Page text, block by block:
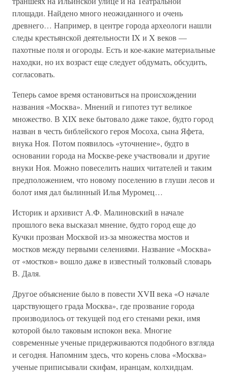
площади. Найдено много неожиданного и очень
древнего… Например, в центре города археологи нашли
следы крестьянской деятельности IX и X веков —
пахотные поля и огороды. Есть и кое-какие материальные
находки, но их возраст еще следует обдумать, обсудить,
согласовать.
Теперь самое время остановиться на происхождении
названия «Москва». Мнений и гипотез тут великое
множество. В XIX веке бытовало даже такое, будто город
назван в честь библейского героя Мосоха, сына Яфета,
внука Ноя. Потом появилось «уточнение», будто в
основании города на Москве-реке участвовали и другие
внуки Ноя. Можно повеселить наших читателей и таким
предположением, что новому поселению в глуши лесов и
болот имя дал былинный Илья Муромец…
Историк и архивист А.Ф. Малиновский в начале
прошлого века высказал мнение, будто город еще до
Кучки прозван Москвой из-за множества мостов и
мостков между первыми селениями. Название «Москва»
от «мостков» вошло даже в известный толковый словарь
В. Даля.
Другое объяснение было в повести XVII века «О начале
царствующего града Москва», где прозвание города
производилось от текущей под его стенами реки, имя
которой было таковым испокон века. Многие
современные ученые придерживаются подобного взгляда
и сегодня. Напомним здесь, что корень слова «Москва»
ученые приписывали скифам, иранцам, колхидцам.